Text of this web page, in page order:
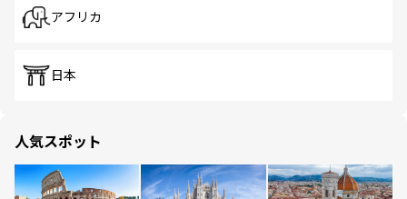
アフリカ
日本
人気スポット